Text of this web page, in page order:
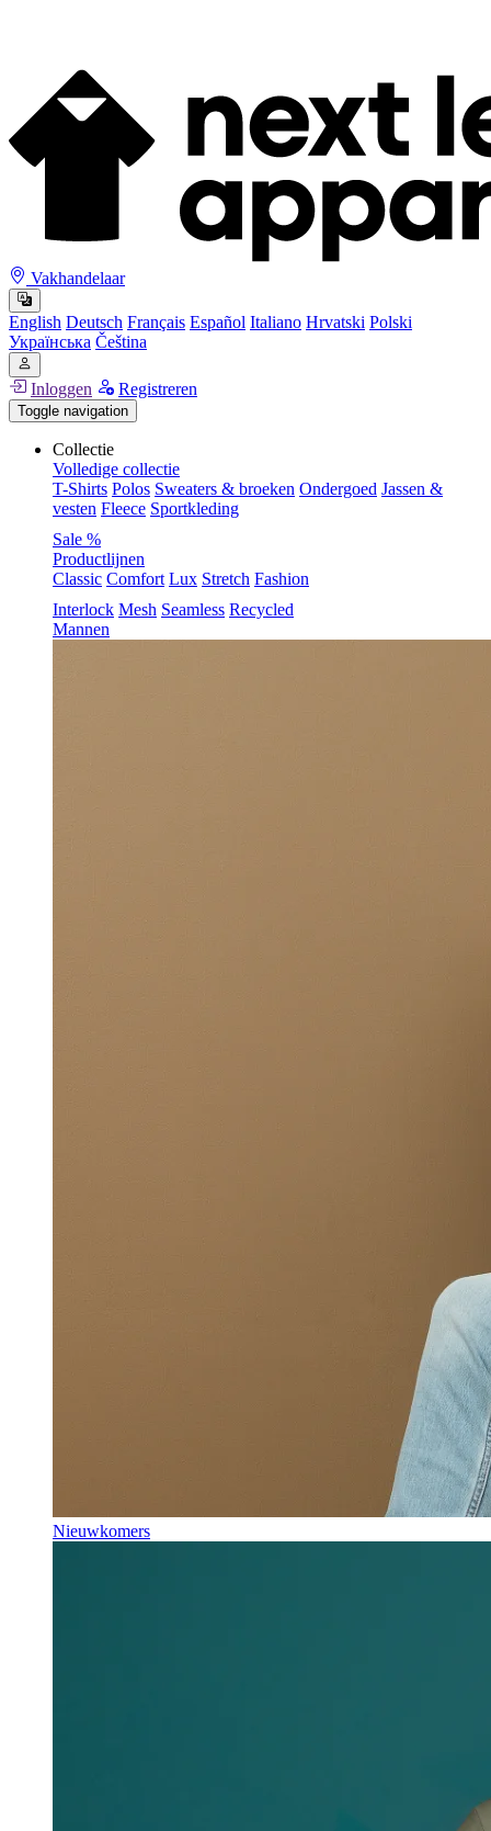
Vakhandelaar
English Deutsch Français Español Italiano Hrvatski Polski
Українська Čeština
Inloggen Registreren
Toggle navigation
Collectie
Volledige collectie
T-Shirts Polos Sweaters & broeken Ondergoed Jassen &
vesten Fleece Sportkleding
Sale %
Productlijnen
Classic Comfort Lux Stretch Fashion
Interlock Mesh Seamless Recycled
Mannen
Nieuwkomers